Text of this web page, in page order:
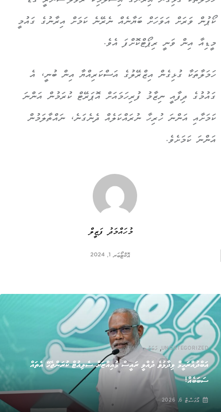
ކޯޕުން ވަރަށް އަވަހަށް ބަޔާނެއް ނެރޭނެ ކަމަށް އިރާނުގެ ގައުމީ
މީޑިއާ އިން ވަނީ ރިޕޯޓްކޮށްފަ އެވެ.
ހަމަލާތަކާ ގުޅިގެން އިޒްރޭލުގެ އަސްކަރިއްޔާ އިން ބުނީ، އެ
ގައުމުގެ ދިފާއީ ނިޒާމު ފުރިހަމައަށް އޮޕަރޭޓް ކުރަމުން އަންނަ
ކަމަށާއި އަންނަ ހުރިހާ ނުރައްކަލެއް ދެނެގަނެ، ނައްތާލަމުން
އަންނަ ކަމަށެވެ.
މުހައްމަދު ފަޒީލް
އޮކްޓޯބަރ 1, 2024
UNCATEGORIZED
,ޚަބަރު
އަބްދުއްރަހީމް ވިދާޅުވެ ދެއްވީ ރައީސް މުއިއްޒަށް ސެލިއުޓް ކުރަންޖެހޭ އެތައް
ސަބަބެއް!
އޯގަސްޓް 6, 2026